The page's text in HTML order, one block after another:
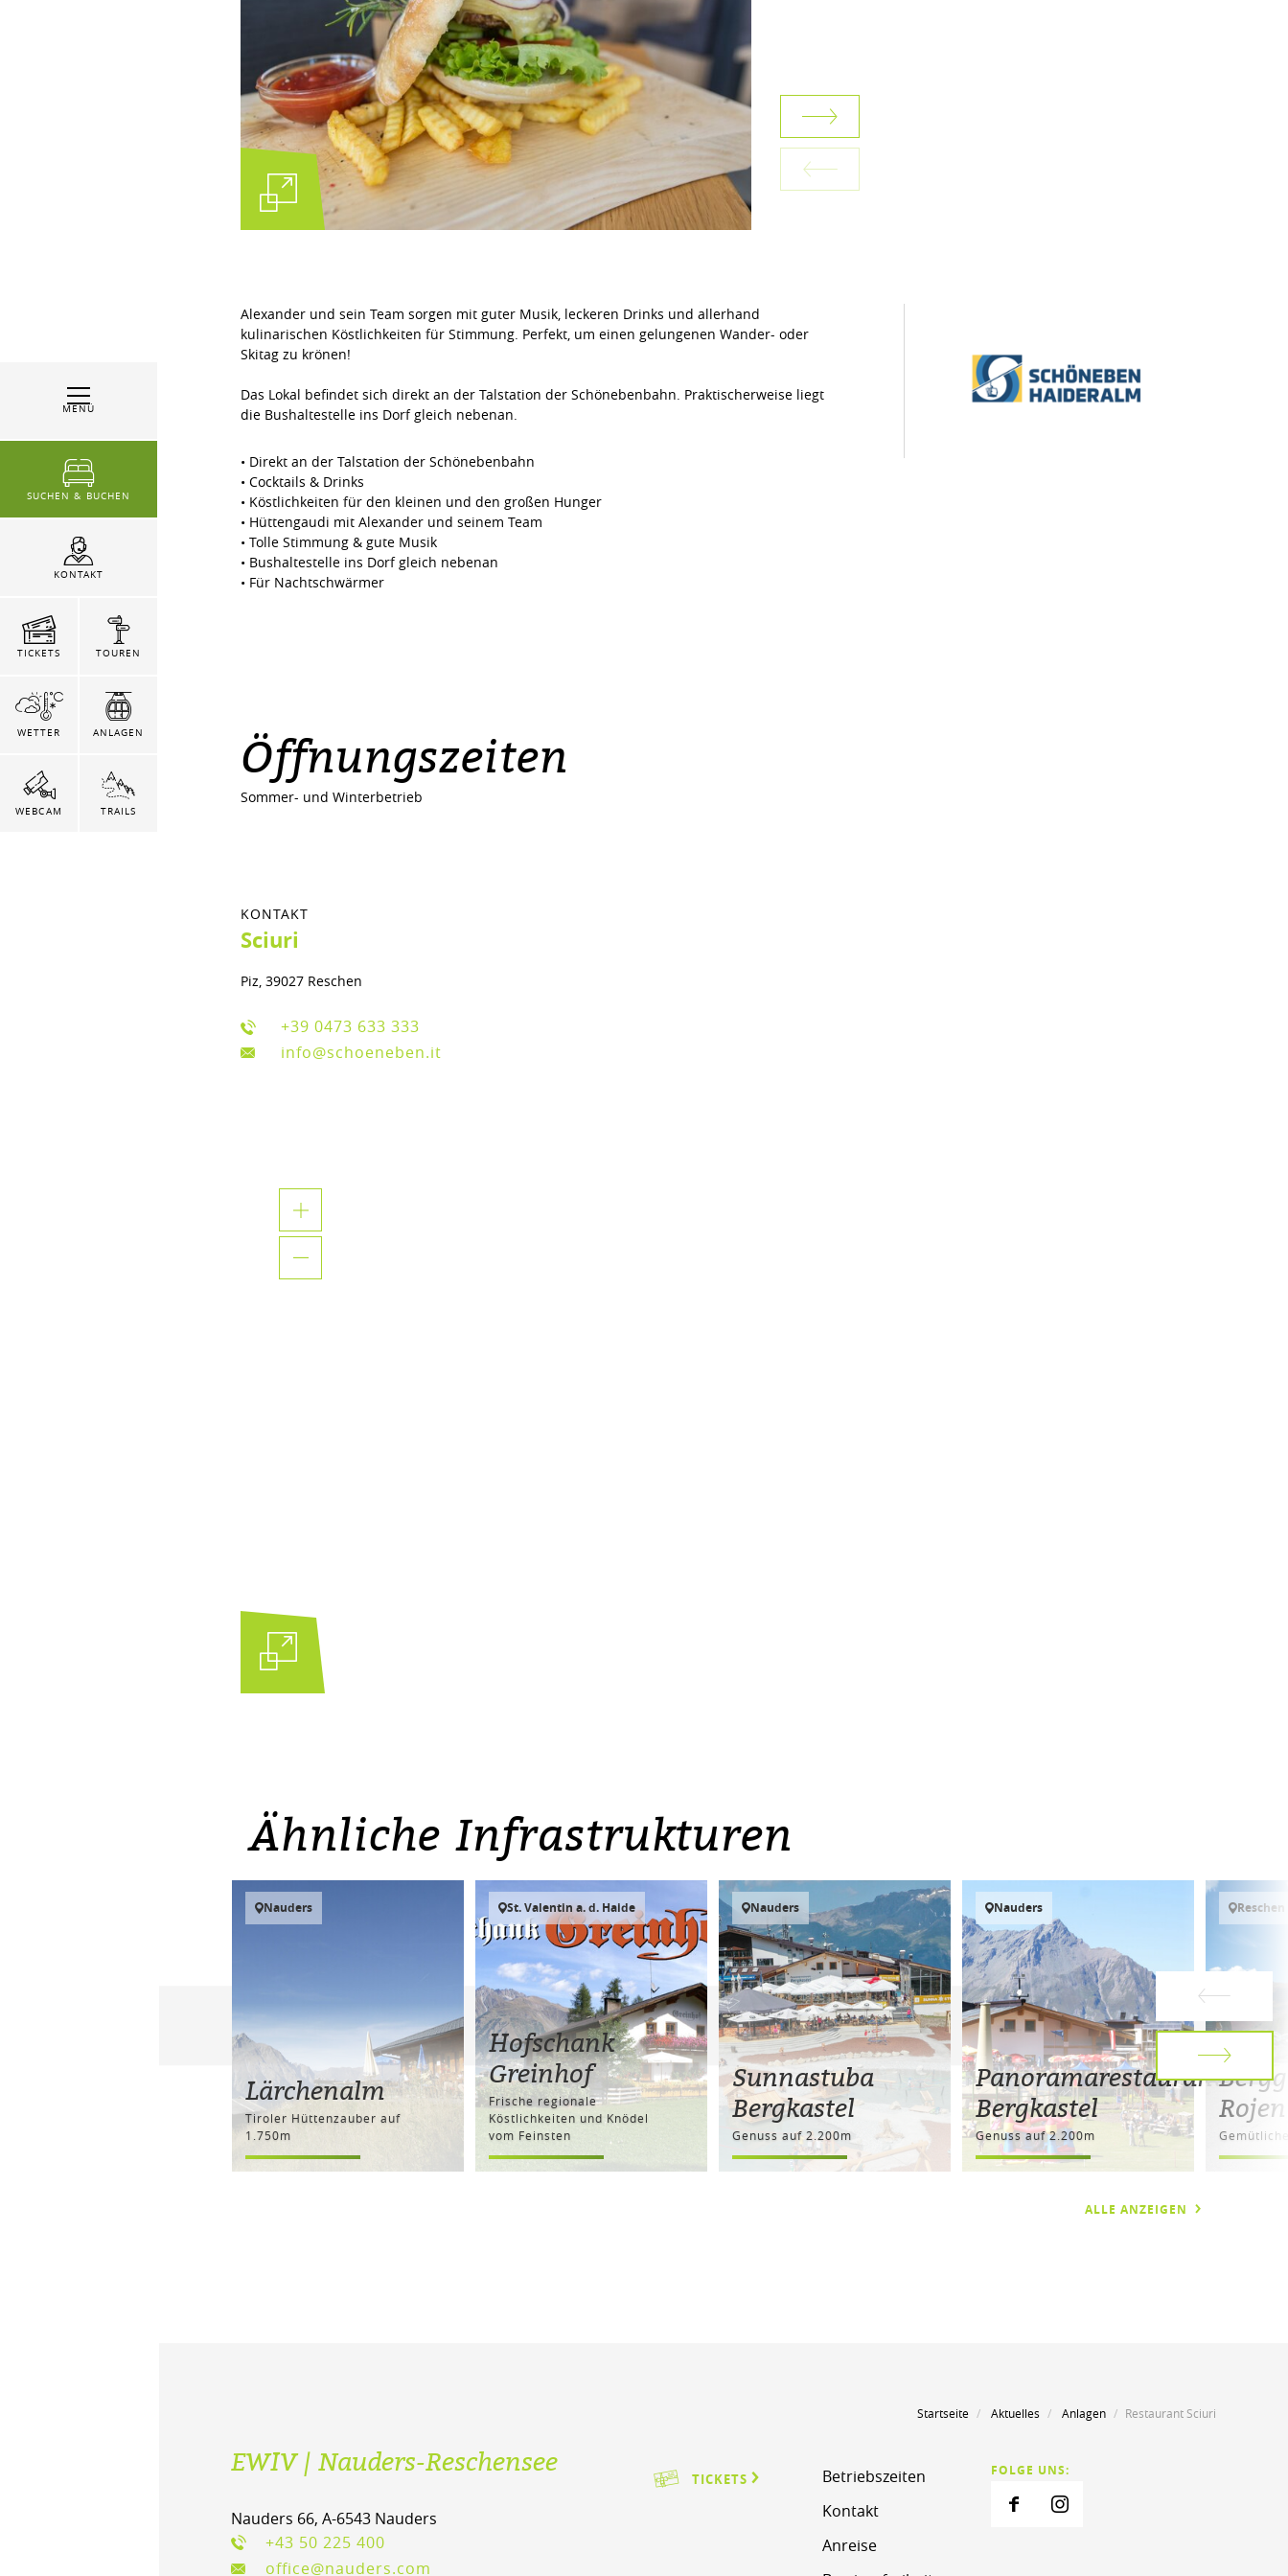
MENÜ
SUCHEN & BUCHEN
KONTAKT
TICKETS TOUREN
WETTER ANLAGEN
WEBCAM TRAILS
Alexander und sein Team sorgen mit guter Musik, leckeren Drinks und allerhand
kulinarischen Köstlichkeiten für Stimmung. Perfekt, um einen gelungenen Wander- oder
Skitag zu krönen!
Das Lokal befindet sich direkt an der Talstation der Schönebenbahn. Praktischerweise liegt
die Bushaltestelle ins Dorf gleich nebenan.
• Direkt an der Talstation der Schönebenbahn
• Cocktails & Drinks
• Köstlichkeiten für den kleinen und den großen Hunger
• Hüttengaudi mit Alexander und seinem Team
• Tolle Stimmung & gute Musik
• Bushaltestelle ins Dorf gleich nebenan
• Für Nachtschwärmer
Öffnungszeiten
Sommer- und Winterbetrieb
KONTAKT
Sciuri
Piz, 39027 Reschen
+39 0473 633 333
info@schoeneben.it
Ähnliche Infrastrukturen
Nauders
Lärchenalm
Tiroler Hüttenzauber auf
1.750m
St. Valentin a. d. Haide
Hofschank
Greinhof
Frische regionale
Köstlichkeiten und Knödel
vom Feinsten
Nauders
Sunnastuba
Bergkastel
Genuss auf 2.200m
Nauders
Panoramarestaurant
Bergkastel
Genuss auf 2.200m
Reschen
Rojen
ALLE ANZEIGEN
Startseite Aktuelles Anlagen Restaurant Sciuri
EWIV | Nauders-Reschensee
Nauders 66, A-6543 Nauders
+43 50 225 400
office@nauders.com
TICKETS
Betriebszeiten
Kontakt
Anreise
FOLGE UNS: